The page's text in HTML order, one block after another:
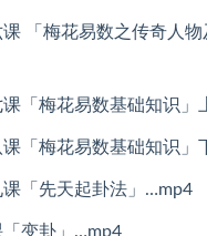
「梅花易数之传奇人
「梅花易数基础知识」
「梅花易数基础知识」
「先天起卦法」…mp4
变卦」…mp4